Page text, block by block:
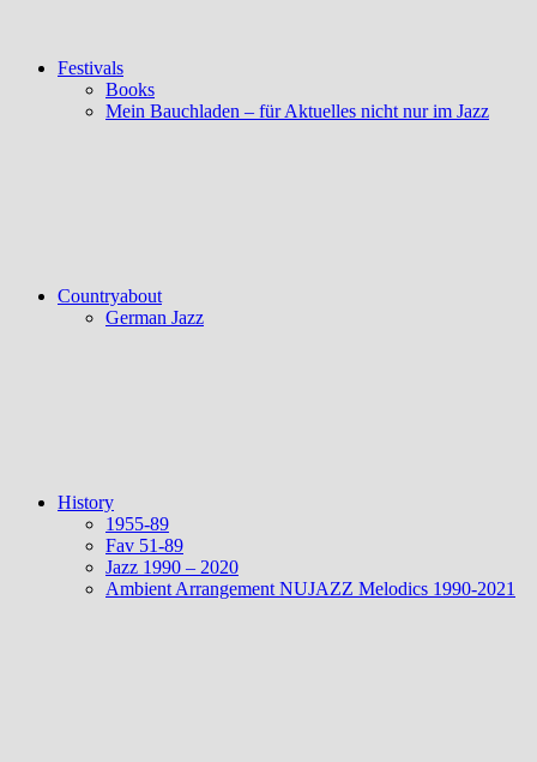
Festivals
Books
Mein Bauchladen – für Aktuelles nicht nur im Jazz
Countryabout
German Jazz
History
1955-89
Fav 51-89
Jazz 1990 – 2020
Ambient Arrangement NUJAZZ Melodics 1990-2021